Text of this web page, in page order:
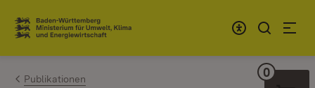
Zum Inhalt springen
Link zur Startseite
Publikationen 0